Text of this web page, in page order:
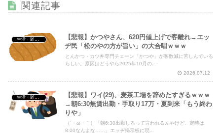
れ！ NEW!
Powered by livedoor 相互RSS
関連記事
【悲報】かつやさん、620円値上げで客離れ→エッ
ヂ民「松のやの方が旨い」の大合唱ｗｗｗ
とんかつ・カツ丼専門チェーン「かつや」が客数減に苦しんでいる
らしい。原因はどうやら2025年10月の...
2026.07.12
【悲報】ワイ(29)、麦茶工場を辞めたすぎるｗｗｗ
→朝6:30無賃出勤・手取り17万・夏到来「もう終わ
りや」
（´・ω・｀）「朝6:30出勤しろって言われるんやけど、定時は
8:00なんよな……」エッヂ掲示板に現...